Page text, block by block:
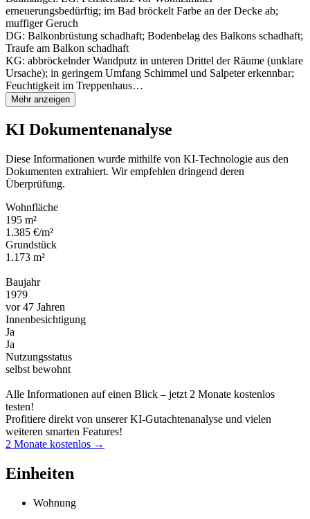
erneuerungsbedürftig; im Bad bröckelt Farbe an der Decke ab;
muffiger Geruch
DG: Balkonbrüstung schadhaft; Bodenbelag des Balkons schadhaft;
Traufe am Balkon schadhaft
KG: abbröckelnder Wandputz in unteren Drittel der Räume (unklare
Ursache); in geringem Umfang Schimmel und Salpeter erkennbar;
Feuchtigkeit im Treppenhaus…
Mehr anzeigen
KI Dokumentenanalyse
Diese Informationen wurde mithilfe von KI-Technologie aus den
Dokumenten extrahiert. Wir empfehlen dringend deren
Überprüfung.
Wohnfläche
195 m²
1.385 €/m²
Grundstück
1.173 m²
Baujahr
1979
vor 47 Jahren
Innenbesichtigung
Ja
Ja
Nutzungsstatus
selbst bewohnt
Alle Informationen auf einen Blick – jetzt 2 Monate kostenlos
testen!
Profitiere direkt von unserer KI-Gutachtenanalyse und vielen
weiteren smarten Features!
2 Monate kostenlos →
Einheiten
Wohnung